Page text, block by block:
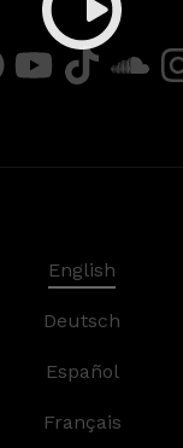
English
Deutsch
Español
Français